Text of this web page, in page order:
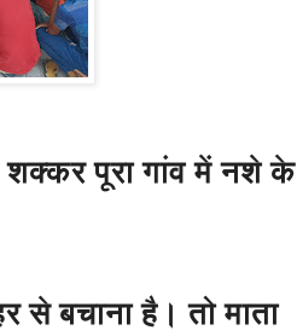
शक्कर पूरा गांव में नशे के
से बचाना है। तो माता